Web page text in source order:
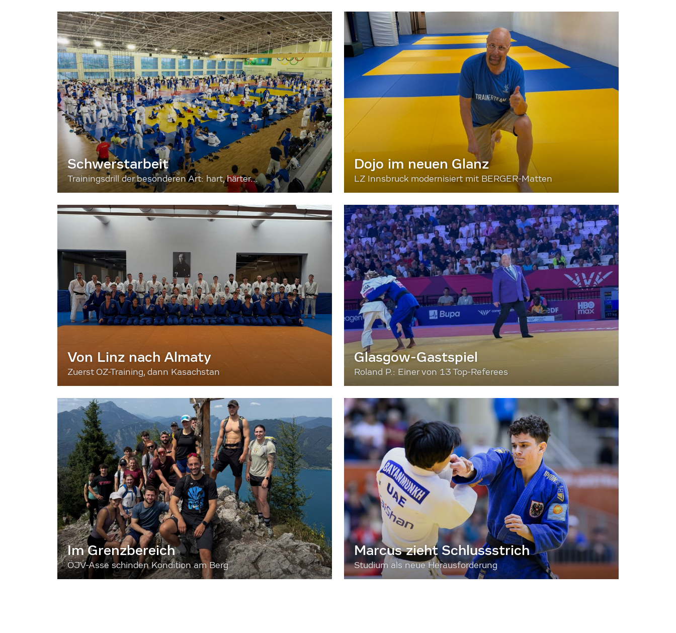
Schwerstarbeit
Trainingsdrill der besonderen Art: hart, härter...
Dojo im neuen Glanz
LZ Innsbruck modernisiert mit BERGER-Matten
Von Linz nach Almaty
Zuerst OZ-Training, dann Kasachstan
Glasgow-Gastspiel
Roland P.: Einer von 13 Top-Referees
Im Grenzbereich
ÖJV-Asse schinden Kondition am Berg
Marcus zieht Schlussstrich
Studium als neue Herausforderung